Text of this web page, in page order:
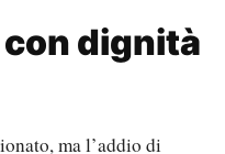
dignità
ma l’addio di